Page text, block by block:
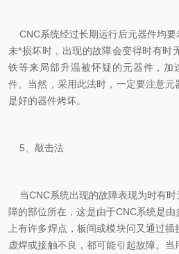
CNC系统经过长期运行后元器件均要
未*损坏时，出现的故障会变得时有时
铁等来局部升温被怀疑的元器件，加
件。当然，采用此法时，一定要注意
是好的器件烤坏。
5、敲击法
当CNC系统出现的故障表现为时有时
障的部位所在，这是由于CNC系统是
上有许多焊点，板间或模块问又通过
虚焊或接触不良，都可能引起故障。